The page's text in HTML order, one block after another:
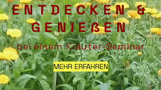
ENTDECKEN &
GENIEßEN
bei einem Kräuter-Seminar
MEHR ERFAHREN